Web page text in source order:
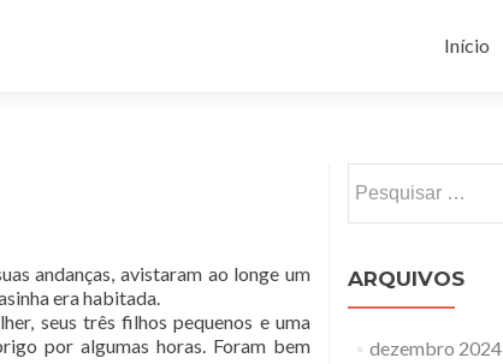
para
Início
andanças, avistaram ao longe um
era habitada.
seus três filhos pequenos e uma
por algumas horas. Foram bem
por:
ARQUIVOS
dezembro 2024